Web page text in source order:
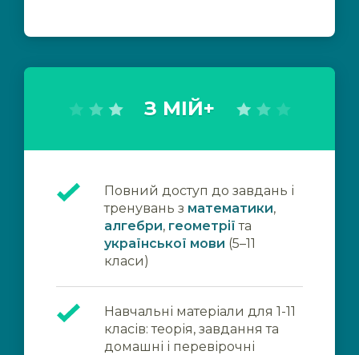
З МІЙ+
Повний доступ до завдань і
тренувань з математики,
алгебри, геометрії та
української мови (5–11
класи)
Навчальні матеріали для 1-11
класів: теорія, завдання та
домашні і перевірочні